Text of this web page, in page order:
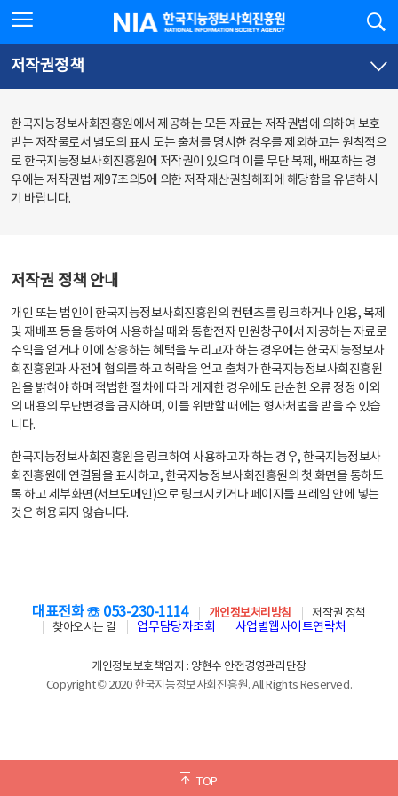
문
로
가
체
뉴
바
가
한국지능정보사회진흥원
저작권정책
한국지능정보사회진흥원에서 제공하는 모든 자료는 저작권법에 의하여 보호
받는 저작물로서 별도의 표시 도는 출처를 명시한 경우를 제외하고는 원칙적으
로 한국지능정보사회진흥원에 저작권이 있으며 이를 무단 복제, 배포하는 경
우에는 저작권법 제97조의5에 의한 저작재산권침해죄에 해당함을 유념하시
기 바랍니다.
저작권 정책 안내
개인 또는 법인이 한국지능정보사회진흥원의 컨텐츠를 링크하거나 인용, 복제
및 재배포 등을 통하여 사용하실 때와 통합전자 민원창구에서 제공하는 자료로
수익을 얻거나 이에 상응하는 혜택을 누리고자 하는 경우에는 한국지능정보사
회진흥원과 사전에 협의를 하고 허락을 얻고 출처가 한국지능정보사회진흥원
임을 밝혀야 하며 적법한 절차에 따라 게재한 경우에도 단순한 오류 정정 이외
의 내용의 무단변경을 금지하며, 이를 위반할 때에는 형사처벌을 받을 수 있습
니다.
한국지능정보사회진흥원을 링크하여 사용하고자 하는 경우, 한국지능정보사
회진흥원에 연결됨을 표시하고, 한국지능정보사회진흥원의 첫 화면을 통하도
록 하고 세부화면(서브도메인)으로 링크시키거나 페이지를 프레임 안에 넣는
것은 허용되지 않습니다.
TOP
대표전화 ☏ 053-230-1114 개인정보처리방침
저작권 정책
찾아오시는 길
업무담당자조회 사업별웹사이트연락처
개인정보보호책임자 : 양현수 안전경영관리단장
Copyright © 2020 한국지능정보사회진흥원. All Rights Reserved.